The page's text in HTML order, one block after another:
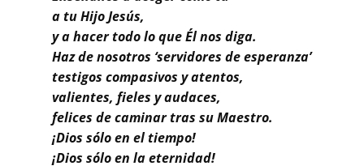
a tu Hijo Jesús,
y a hacer todo lo que Él nos diga.
Haz de nosotros ‘servidores de esperanza’
testigos compasivos y atentos,
valientes, fieles y audaces,
felices de caminar tras su Maestro.
¡Dios sólo en el tiempo!
¡Dios sólo en la eternidad!